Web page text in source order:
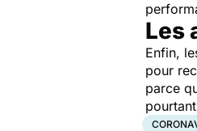
Les
Enfin,
pour
parce